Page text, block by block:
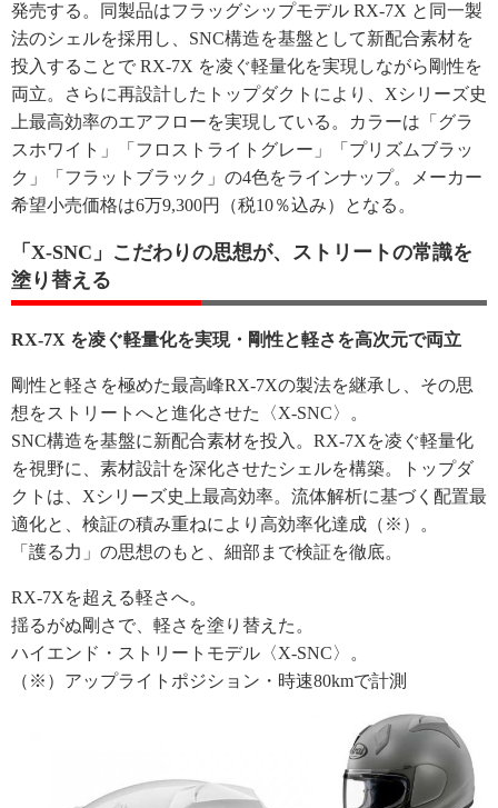
発売する。同製品はフラッグシップモデル RX-7X と同一製
法のシェルを採用し、SNC構造を基盤として新配合素材を
投入することで RX-7X を凌ぐ軽量化を実現しながら剛性を
両立。さらに再設計したトップダクトにより、Xシリーズ史
上最高効率のエアフローを実現している。カラーは「グラ
スホワイト」「フロストライトグレー」「プリズムブラッ
ク」「フラットブラック」の4色をラインナップ。メーカー
希望小売価格は6万9,300円（税10％込み）となる。
「X-SNC」こだわりの思想が、ストリートの常識を
塗り替える
RX-7X を凌ぐ軽量化を実現・剛性と軽さを高次元で両立
剛性と軽さを極めた最高峰RX-7Xの製法を継承し、その思
想をストリートへと進化させた〈X-SNC〉。
SNC構造を基盤に新配合素材を投入。RX-7Xを凌ぐ軽量化
を視野に、素材設計を深化させたシェルを構築。トップダ
クトは、Xシリーズ史上最高効率。流体解析に基づく配置最
適化と、検証の積み重ねにより高効率化達成（※）。
「護る力」の思想のもと、細部まで検証を徹底。
RX-7Xを超える軽さへ。
揺るがぬ剛さで、軽さを塗り替えた。
ハイエンド・ストリートモデル〈X-SNC〉。
（※）アップライトポジション・時速80kmで計測